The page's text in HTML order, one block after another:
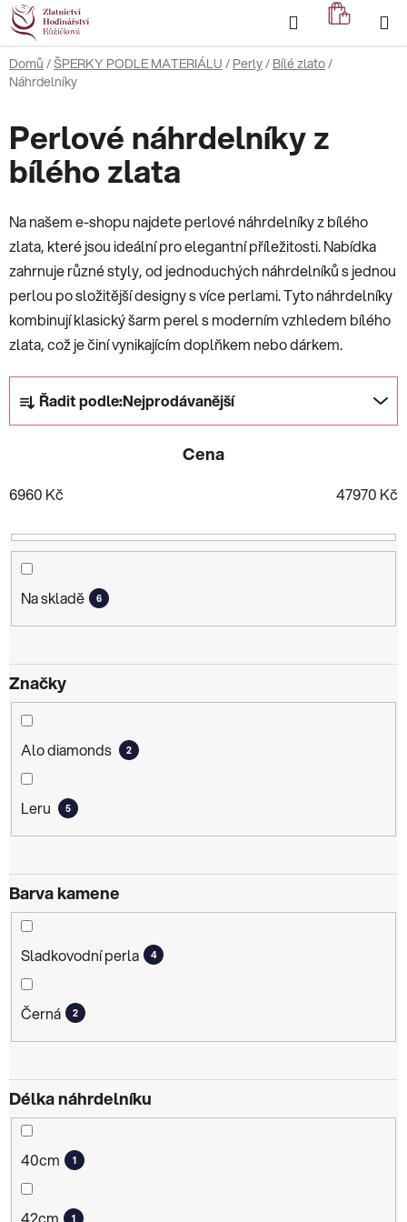
Přejít
na
obsah
Hledat
KOŠÍK
Domů /ŠPERKY PODLE MATERIÁLU / Perly/ Bílé zlato/
Náhrdelníky
Perlové náhrdelníky z
bílého zlata
Na našem e-shopu najdete perlové náhrdelníky z bílého
zlata, které jsou ideální pro elegantní příležitosti. Nabídka
zahrnuje různé styly, od jednoduchých náhrdelníků s jednou
perlou po složitější designy s více perlami. Tyto náhrdelníky
kombinují klasický šarm perel s moderním vzhledem bílého
zlata, což je činí vynikajícím doplňkem nebo dárkem.
Ř
z
n
í
p
r
u
t
ů
Řadit podle:Nejprodávanější
Cena
6960 Kč 47970 Kč
Na skladě 6
Značky
Alo diamonds 2
Leru 5
Barva kamene
Sladkovodní perla 4
Černá 2
Délka náhrdelníku
40cm 1
1